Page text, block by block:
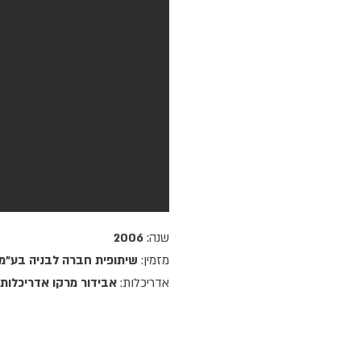
שנה:
מזמין: שיתופית חברה לבניה
אדריכלות: אבידור מרקו אדריכלות